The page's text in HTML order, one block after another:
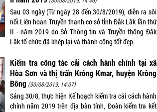
Sau 03 ngày (Từ ngày 28 đến 30/8/2019), diễn ra sôi
nổi Liên hoan Truyền thanh cơ sở tỉnh Đắk Lắk lần thứ
II - năm 2019 do Sở Thông tin và Truyền thông Đắk
Lắk tổ chức đã khép lại và thành công tốt đẹp.
Kiểm tra công tác cải cách hành chính tại xã
Hòa Sơn và thị trấn Krông Kmar, huyện Krông
Bông (30/08/2019, 14:07)
Sáng 30/8, thực hiện Kế hoạch kiểm tra cải cách hành
chính năm 2019 trên địa bàn tỉnh, Đoàn kiểm tra kết